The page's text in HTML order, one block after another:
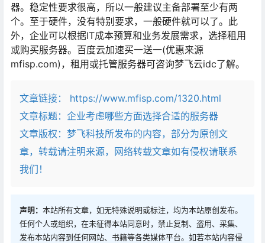
器。稳定性要求很高，所以一般建议主备部署至少有两
个。至于硬件，没有特别要求，一般硬件就可以了。此
外，企业可以根据IT成本预算和业务发展需求，选择租用
或购买服务器。百度云加速买一送一(优惠来源
mfisp.com)，租用或托管服务器可咨询梦飞云idc了解。
文章链接：
https://www.mfisp.com/1320.html
文章标题： 企业考虑哪些方面选择合适的服务器
文章版权：梦飞科技所发布的内容，部分为原创文
章，转载请注明来源，网络转载文章如有侵权请联系
我们！
声明： 本站所有文章，如无特殊说明或标注，均为本站原创发布。
任何个人或组织，在未征得本站同意时，禁止复制、盗用、采集、
发布本站内容到任何网站、书籍等各类媒体平台。如若本站内容侵